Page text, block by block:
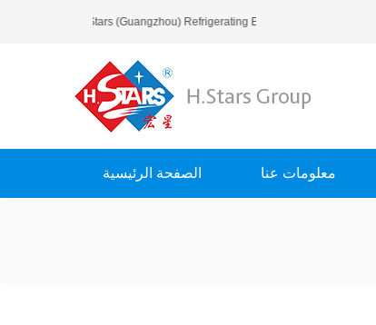
مرحبا بك في H.Stars (Guangzhou) Refrigerating Equipment Group Ltd..
الصفحة الرئيسية معلومات عنا